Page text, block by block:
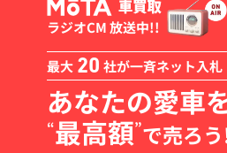
ラジオCM 放送中!!
最大 20 社が一斉ネット入札
あなたの愛車
“最高額”で売ろ